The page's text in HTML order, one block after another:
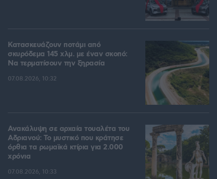
Κατασκευάζουν ποτάμι από
σκυρόδεμα 145 χλμ. με έναν σκοπό:
Να τερματίσουν την ξηρασία
07.08.2026, 10:32
Ανακάλυψη σε αρχαία τουαλέτα του
Αδριανού: Το μυστικό που κράτησε
όρθια τα ρωμαϊκά κτίρια για 2.000
χρόνια
07.08.2026, 10:33